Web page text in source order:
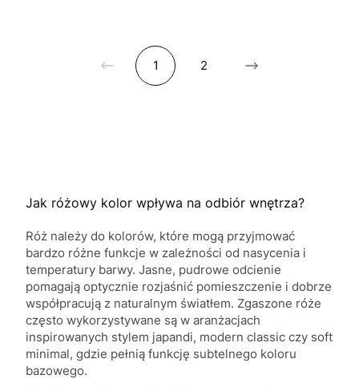
1 2
Jak różowy kolor wpływa na odbiór wnętrza?
Róż należy do kolorów, które mogą przyjmować
bardzo różne funkcje w zależności od nasycenia i
temperatury barwy. Jasne, pudrowe odcienie
pomagają optycznie rozjaśnić pomieszczenie i dobrze
współpracują z naturalnym światłem. Zgaszone róże
często wykorzystywane są w aranżacjach
inspirowanych stylem japandi, modern classic czy soft
minimal, gdzie pełnią funkcję subtelnego koloru
bazowego.